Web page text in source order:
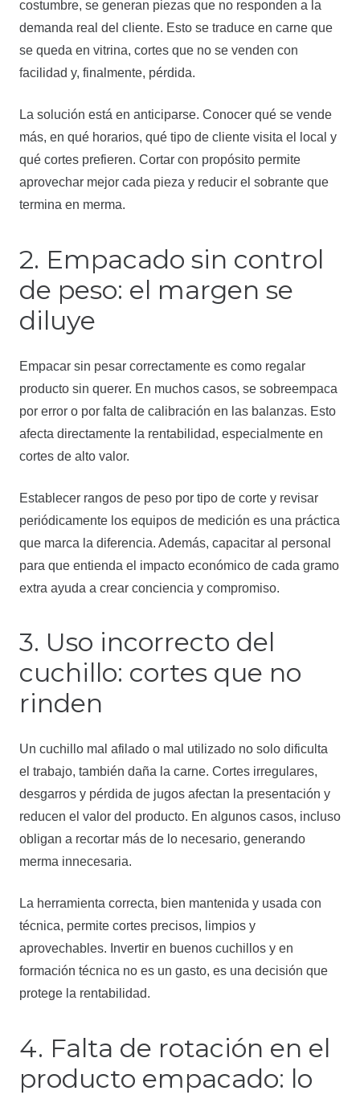
costumbre, se generan piezas que no responden a la
demanda real del cliente. Esto se traduce en carne que
se queda en vitrina, cortes que no se venden con
facilidad y, finalmente, pérdida.
La solución está en anticiparse. Conocer qué se vende
más, en qué horarios, qué tipo de cliente visita el local y
qué cortes prefieren. Cortar con propósito permite
aprovechar mejor cada pieza y reducir el sobrante que
termina en merma.
2. Empacado sin control
de peso: el margen se
diluye
Empacar sin pesar correctamente es como regalar
producto sin querer. En muchos casos, se sobreempaca
por error o por falta de calibración en las balanzas. Esto
afecta directamente la rentabilidad, especialmente en
cortes de alto valor.
Establecer rangos de peso por tipo de corte y revisar
periódicamente los equipos de medición es una práctica
que marca la diferencia. Además, capacitar al personal
para que entienda el impacto económico de cada gramo
extra ayuda a crear conciencia y compromiso.
3. Uso incorrecto del
cuchillo: cortes que no
rinden
Un cuchillo mal afilado o mal utilizado no solo dificulta
el trabajo, también daña la carne. Cortes irregulares,
desgarros y pérdida de jugos afectan la presentación y
reducen el valor del producto. En algunos casos, incluso
obligan a recortar más de lo necesario, generando
merma innecesaria.
La herramienta correcta, bien mantenida y usada con
técnica, permite cortes precisos, limpios y
aprovechables. Invertir en buenos cuchillos y en
formación técnica no es un gasto, es una decisión que
protege la rentabilidad.
4. Falta de rotación en el
producto empacado: lo